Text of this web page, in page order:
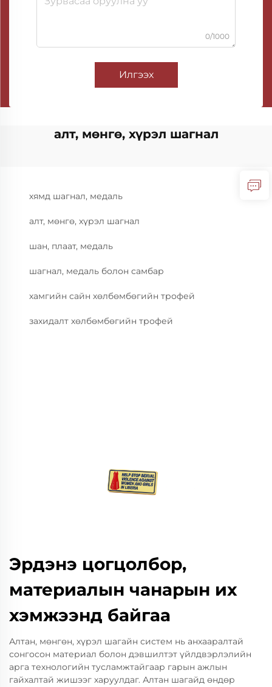
0/1000
Илгээх
алт, мөнгө, хүрэл шагнал
хямд шагнал, медаль
алт, мөнгө, хүрэл шагнал
шан, плаат, медаль
шагнал, медаль болон самбар
хамгийн сайн хөлбөмбөгийн трофей
захидалт хөлбөмбөгийн трофей
Эрдэнэ цогцолбор,
материалын чанарын их
хэмжээнд байгаа
Алтан, мөнгөн, хүрэл шагайн систем нь анхааралтай
сонгосон материал болон дэвшилтэт үйлдвэрлэлийн
арга технологийн тусламжтайгаар гарын ажлын
гайхалтай жишээг харуулдаг. Алтан шагайд өндөр